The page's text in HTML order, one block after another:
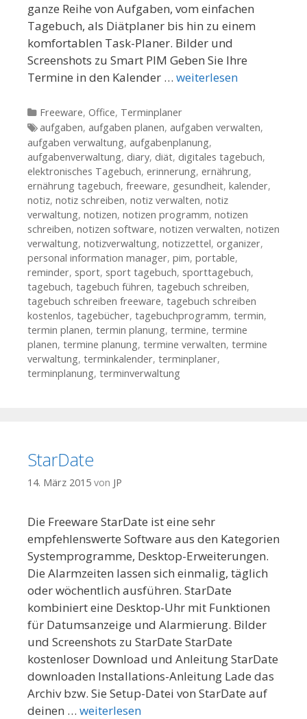
ganze Reihe von Aufgaben, vom einfachen
Tagebuch, als Diätplaner bis hin zu einem
komfortablen Task-Planer. Bilder und
Screenshots zu Smart PIM Geben Sie Ihre
Termine in den Kalender … weiterlesen
Kategorien
Freeware, Office, Terminplaner
Tags
aufgaben, aufgaben planen, aufgaben verwalten,
aufgaben verwaltung, aufgabenplanung,
aufgabenverwaltung, diary, diät, digitales tagebuch,
elektronisches Tagebuch, erinnerung, ernährung,
ernährung tagebuch, freeware, gesundheit, kalender,
notiz, notiz schreiben, notiz verwalten, notiz
verwaltung, notizen, notizen programm, notizen
schreiben, notizen software, notizen verwalten, notizen
verwaltung, notizverwaltung, notizzettel, organizer,
personal information manager, pim, portable,
reminder, sport, sport tagebuch, sporttagebuch,
tagebuch, tagebuch führen, tagebuch schreiben,
tagebuch schreiben freeware, tagebuch schreiben
kostenlos, tagebücher, tagebuchprogramm, termin,
termin planen, termin planung, termine, termine
planen, termine planung, termine verwalten, termine
verwaltung, terminkalender, terminplaner,
terminplanung, terminverwaltung
StarDate
14. März 2015 von JP
Die Freeware StarDate ist eine sehr
empfehlenswerte Software aus den Kategorien
Systemprogramme, Desktop-Erweiterungen.
Die Alarmzeiten lassen sich einmalig, täglich
oder wöchentlich ausführen. StarDate
kombiniert eine Desktop-Uhr mit Funktionen
für Datumsanzeige und Alarmierung. Bilder
und Screenshots zu StarDate StarDate
kostenloser Download und Anleitung StarDate
downloaden Installations-Anleitung Lade das
Archiv bzw. Sie Setup-Datei von StarDate auf
deinen … weiterlesen